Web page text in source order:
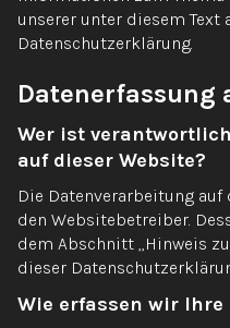
unserer unter diesem Text
Datenschutzerklärung.
Datenerfassung
Wer ist
auf dieser Website?
Die Datenverarbeitung
den Websitebetreiber.
dem Abschnitt „Hinweis
dieser
Wie erfassen wir Ihre